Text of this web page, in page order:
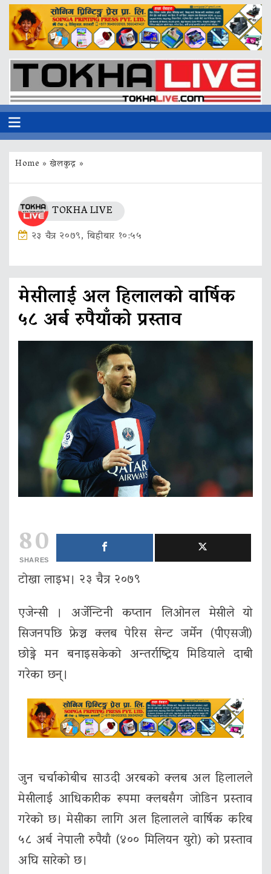
Home »खेलकुद़़ »
TOKHA LIVE
२३ चैत्र २०७९, बिहीबार १०:५५
मेसीलाई अल हिलालको वार्षिक
५८ अर्ब रुपैयाँको प्रस्ताव
80
SHARES
टोखा लाइभ। २३ चैत्र २०७९
एजेन्सी । अर्जेन्टिनी कप्तान लिओनल मेसीले यो
सिजनपछि फ्रेञ्च क्लब पेरिस सेन्ट जर्मेन (पीएसजी)
छोड्ने मन बनाइसकेको अन्तर्राष्ट्रिय मिडियाले दाबी
गरेका छन्।
जुन चर्चाकोबीच साउदी अरबको क्लब अल हिलालले
मेसीलाई आधिकारीक रूपमा क्लबसँग जोडिन प्रस्ताव
गरेको छ। मेसीका लागि अल हिलालले वार्षिक करिब
५८ अर्ब नेपाली रुपैयाँ (४०० मिलियन युरो) को प्रस्ताव
अघि सारेको छ।